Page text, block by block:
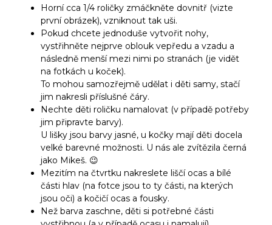
Horní cca 1/4 roličky zmáčkněte dovnitř (vizte
první obrázek), vzniknout tak uši.
Pokud chcete jednoduše vytvořit nohy,
vystřihněte nejprve oblouk vepředu a vzadu a
následně menší mezi nimi po stranách (je vidět
na fotkách u koček).
To mohou samozřejmě udělat i děti samy, stačí
jim nakresli příslušné čáry.
Nechte děti roličku namalovat (v případě potřeby
jim připravte barvy).
U lišky jsou barvy jasné, u kočky mají děti docela
velké barevné možnosti. U nás ale zvítězila černá
jako Mikeš. 😉
Mezitím na čtvrtku nakreslete liščí ocas a bílé
části hlav (na fotce jsou to ty části, na kterých
jsou oči) a kočičí ocas a fousky.
Než barva zaschne, děti si potřebné části